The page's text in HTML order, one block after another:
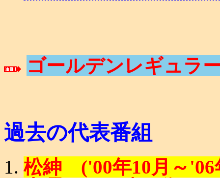
ゴールデンレギュラ
過去の代表番組
松紳 ('00年10月～'06